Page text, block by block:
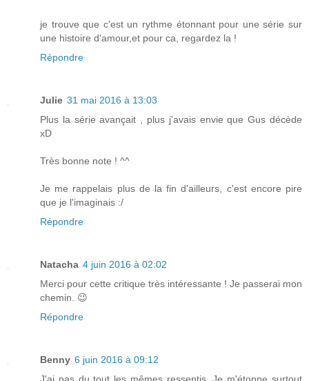
je trouve que c'est un rythme étonnant pour une série sur
une histoire d'amour,et pour ca, regardez la !
Répondre
Julie 31 mai 2016 à 13:03
Plus la série avançait , plus j'avais envie que Gus décède
xD
Très bonne note ! ^^
Je me rappelais plus de la fin d'ailleurs, c'est encore pire
que je l'imaginais :/
Répondre
Natacha 4 juin 2016 à 02:02
Merci pour cette critique très intéressante ! Je passerai mon
chemin. 😉
Répondre
Benny 6 juin 2016 à 09:12